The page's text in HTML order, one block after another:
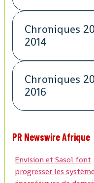
Chroniques
2014
Chroniques
2016
PR Newswire Afrique
Envision et Sasol font
progresser les